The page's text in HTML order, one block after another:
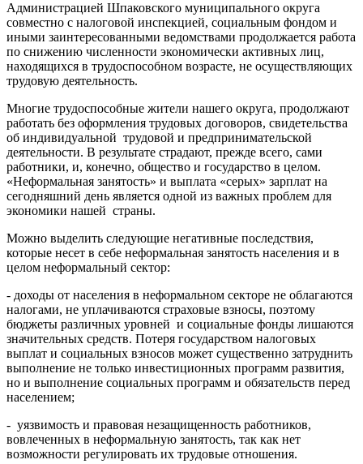
Администрацией Шпаковского муниципального округа
совместно с налоговой инспекцией, социальным фондом и
иными заинтересованными ведомствами продолжается работа
по снижению численности экономически активных лиц,
находящихся в трудоспособном возрасте, не осуществляющих
трудовую деятельность.
Многие трудоспособные жители нашего округа, продолжают
работать без оформления трудовых договоров, свидетельства
об индивидуальной трудовой и предпринимательской
деятельности. В результате страдают, прежде всего, сами
работники, и, конечно, общество и государство в целом.
«Неформальная занятость» и выплата «серых» зарплат на
сегодняшний день является одной из важных проблем для
экономики нашей страны.
Можно выделить следующие негативные последствия,
которые несет в себе неформальная занятость населения и в
целом неформальный сектор:
- доходы от населения в неформальном секторе не облагаются
налогами, не уплачиваются страховые взносы, поэтому
бюджеты различных уровней и социальные фонды лишаются
значительных средств. Потеря государством налоговых
выплат и социальных взносов может существенно затруднить
выполнение не только инвестиционных программ развития,
но и выполнение социальных программ и обязательств перед
населением;
- уязвимость и правовая незащищенность работников,
вовлеченных в неформальную занятость, так как нет
возможности регулировать их трудовые отношения.